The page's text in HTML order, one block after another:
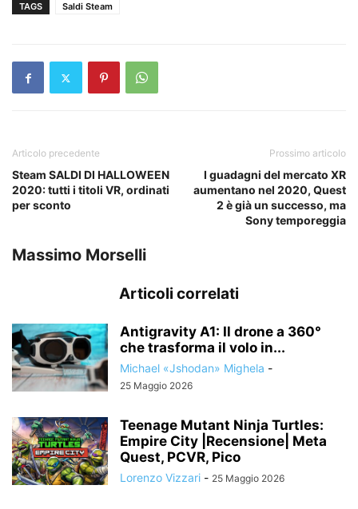
TAGS Saldi Steam
Articolo precedente
Steam SALDI DI HALLOWEEN
2020: tutti i titoli VR, ordinati
per sconto
Prossimo articolo
I guadagni del mercato XR
aumentano nel 2020, Quest
2 è già un successo, ma
Sony temporeggia
Massimo Morselli
Articoli correlati
Antigravity A1: Il drone a 360°
che trasforma il volo in...
Michael «Jshodan» Mighela -
25 Maggio 2026
Teenage Mutant Ninja Turtles:
Empire City |Recensione| Meta
Quest, PCVR, Pico
Lorenzo Vizzari - 25 Maggio 2026